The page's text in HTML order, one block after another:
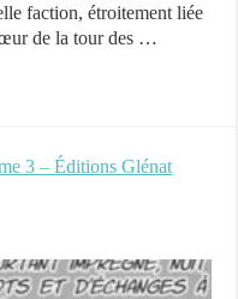
faction, étroitement liée
de la tour des …
3 – Éditions Glénat